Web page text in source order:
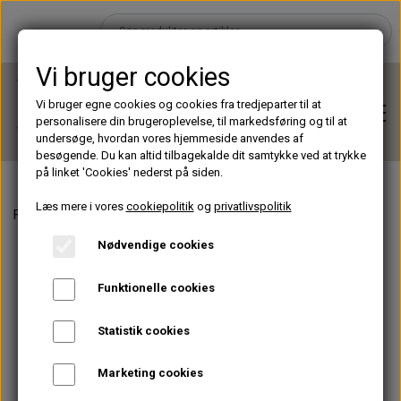
Brands
Forside Lamper & Udstyr Briks & tilbehør Bed Cover
Vi bruger cookies
Vi bruger egne cookies og cookies fra tredjeparter til at
personalisere din brugeroplevelse, til markedsføring og til at
undersøge, hvordan vores hjemmeside anvendes af
besøgende. Du kan altid tilbagekalde dit samtykke ved at trykke
på linket 'Cookies' nederst på siden.
Læs mere i vores cookiepolitikog privatlivspolitik
Nødvendige cookies
Funktionelle cookies
Statistik cookies
Marketing cookies